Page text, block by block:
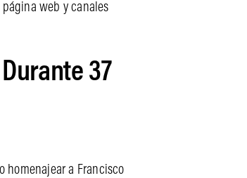
web y canales
37
homenajear a Francisco